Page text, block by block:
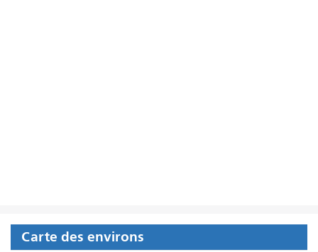
Carte des environs